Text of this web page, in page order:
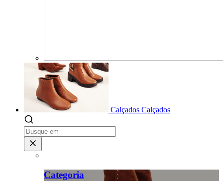
Calçados Calçados
Categoria